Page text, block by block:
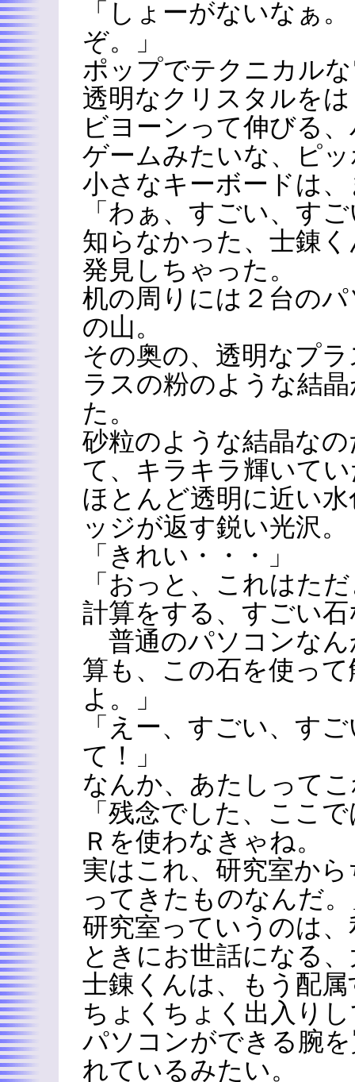
「しょーがないなぁ
ぞ。」
ポップでテクニカル
透明なクリスタルを
ビヨーンって伸びる
ゲームみたいな、ピ
小さなキーボードは
「わぁ、すごい、す
知らなかった、士錬
発見しちゃった。
机の周りには２台の
の山。
その奥の、透明なプ
ラスの粉のような結
た。
砂粒のような結晶な
て、キラキラ輝いて
ほとんど透明に近い
ッジが返す鋭い光沢。
「きれい・・・」
「おっと、これはた
計算をする、すごい
普通のパソコンなん
算も、この石を使っ
よ。」
「えー、すごい、す
て！」
なんか、あたしって
「残念でした、ここ
Ｒを使わなきゃね。
実はこれ、研究室か
ってきたものなんだ
研究室っていうのは
ときにお世話になる
士錬くんは、もう配
ちょくちょく出入り
パソコンができる腕
れているみたい。